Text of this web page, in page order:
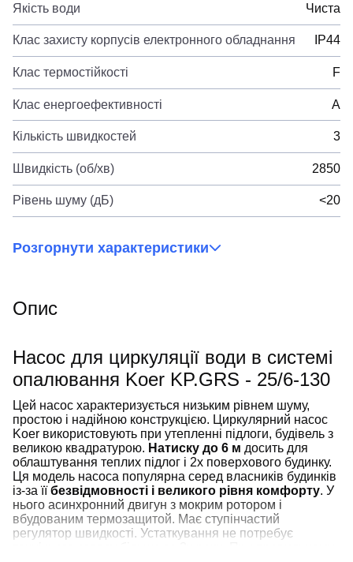
Якість води Чиста
Клас захисту корпусів електронного обладнання IP44
Клас термостійкості F
Клас енергоефективності A
Кількість швидкостей 3
Швидкість (об/хв) 2850
Рівень шуму (дБ) <20
Розгорнути характеристики
Опис
Насос для циркуляції води в системі
опалювання Koer KP.GRS - 25/6-130
Цей насос характеризується низьким рівнем шуму,
простою і надійною конструкцією. Циркулярний насос
Koer використовують при утепленні підлоги, будівель з
великою квадратурою. Натиску до 6 м досить для
облаштування теплих підлог і 2х поверхового будинку.
Ця модель насоса популярна серед власників будинків
із-за їїбезвідмовності і великого рівня комфорту. У
нього асинхронний двигун з мокрим ротором і
вбудованим термозащитой. Має ступінчастий
регулятор швидкості. Устаткування не потребує